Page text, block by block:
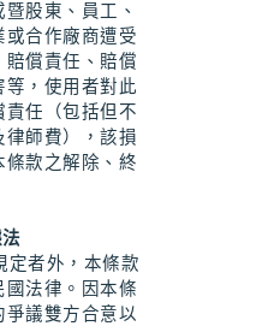
股東、員工、
或合作廠商遭受
賠償責任、賠償
等，使用者對此
責任（包括但不
律師費），該損
條款之解除、終
定者外，本條款
國法律。因本條
議雙方合意以